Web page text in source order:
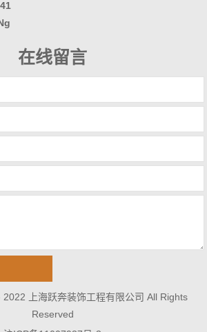
在线留言
上海跃奔装饰工程有限公司 All Rights
Reserved